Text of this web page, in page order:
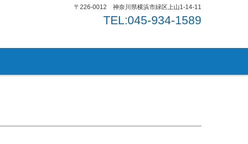
〒226-0012 神奈川県横浜市緑区上山1-14-11
TEL:045-934-1589